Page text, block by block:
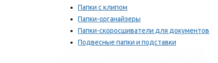
Папки с клипом
Папки-органайзеры
Папки-скоросшиватели для документов
Подвесные папки и подставки